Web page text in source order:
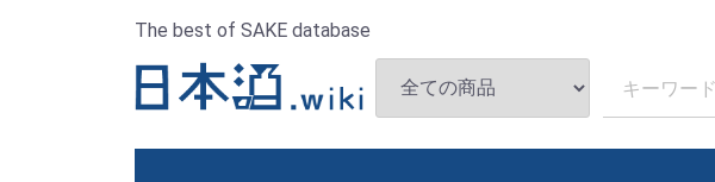
The best of SAKE database